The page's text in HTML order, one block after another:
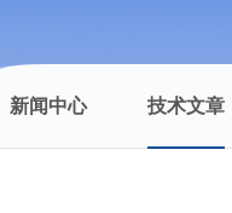
新闻中心 技术文章